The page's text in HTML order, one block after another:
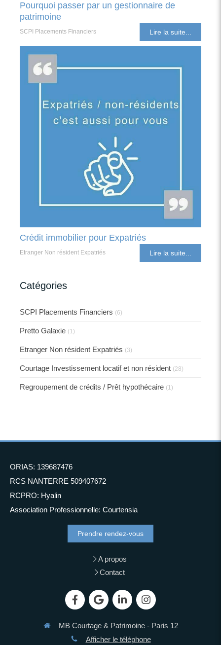
Pourquoi passer par un gestionnaire de
patrimoine
SCPI Placements Financiers Lire la suite...
Crédit immobilier pour Expatriés
Etranger Non résident Expatriés Lire la suite...
Catégories
SCPI Placements Financiers (6)
Pretto Galaxie (1)
Etranger Non résident Expatriés (3)
Courtage Investissement locatif et non résident (28)
Regroupement de crédits / Prêt hypothécaire (1)
ORIAS: 139687476
RCS NANTERRE 509407672
RCPRO: Hyalin
Association Professionnelle: Courtensia
Prendre rendez-vous
A propos
Contact
MB Courtage & Patrimoine - Paris 12
Afficher le téléphone